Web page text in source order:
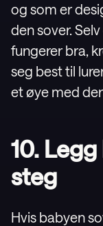
og som er
den sover.
fungerer bra,
seg best til
et øye med
10.
steg
Hvis babyen